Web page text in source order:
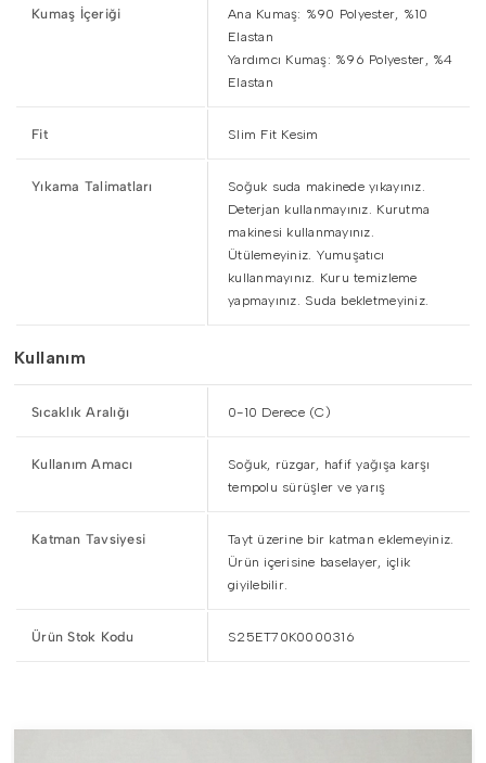
Kumaş İçeriği
Ana Kumaş: %90 Polyester, %10
Elastan
Yardımcı Kumaş: %96 Polyester, %4
Elastan
Fit Slim Fit Kesim
Yıkama Talimatları
Soğuk suda makinede yıkayınız.
Deterjan kullanmayınız. Kurutma
makinesi kullanmayınız.
Ütülemeyiniz. Yumuşatıcı
kullanmayınız. Kuru temizleme
yapmayınız. Suda bekletmeyiniz.
Kullanım
Sıcaklık Aralığı 0-10 Derece (C)
Kullanım Amacı
Soğuk, rüzgar, hafif yağışa karşı
tempolu sürüşler ve yarış
Katman Tavsiyesi
Tayt üzerine bir katman eklemeyiniz.
Ürün içerisine baselayer, içlik
giyilebilir.
Ürün Stok Kodu S25ET70K0000316